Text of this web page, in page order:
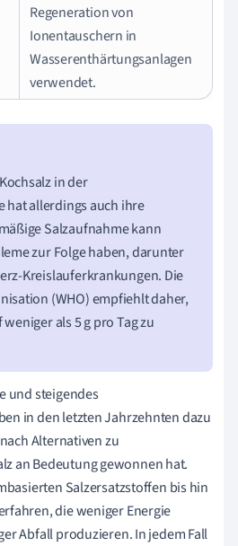
Regeneration von
Ionentauschern in
Wasserenthärtungsanlagen
verwendet.
in der
allerdings auch ihre
Salzaufnahme kann
zur Folge haben, darunter
Kreislauferkrankungen. Die
(WHO) empfiehlt daher,
als 5 g pro Tag zu
und steigendes
in den letzten Jahrzehnten dazu
Alternativen zu
an Bedeutung gewonnen hat.
Salzersatzstoffen bis hin
die weniger Energie
Abfall produzieren. In jedem Fall